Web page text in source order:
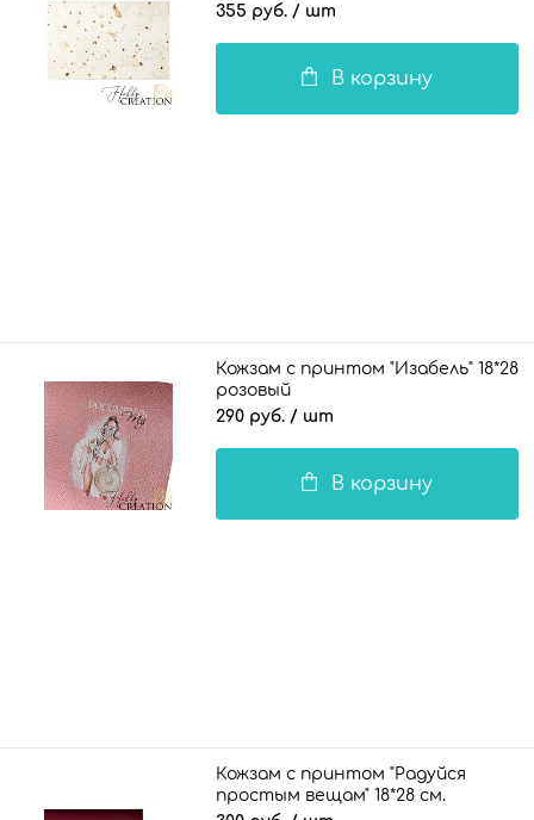
355 руб. / шт
В корзину
Кожзам с принтом "Изабель" 18*28
розовый
290 руб. / шт
В корзину
Кожзам с принтом "Радуйся
простым вещам" 18*28 см.
матовый однотонный, винный